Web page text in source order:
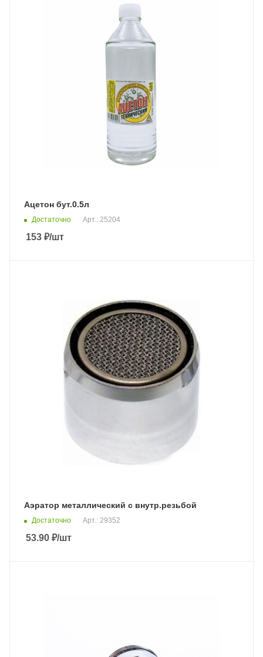
Ацетон бут.0.5л
Достаточно Арт.: 25204
153 ₽/шт
Аэратор металлический с внутр.резьбой
Достаточно Арт.: 29352
53.90 ₽/шт